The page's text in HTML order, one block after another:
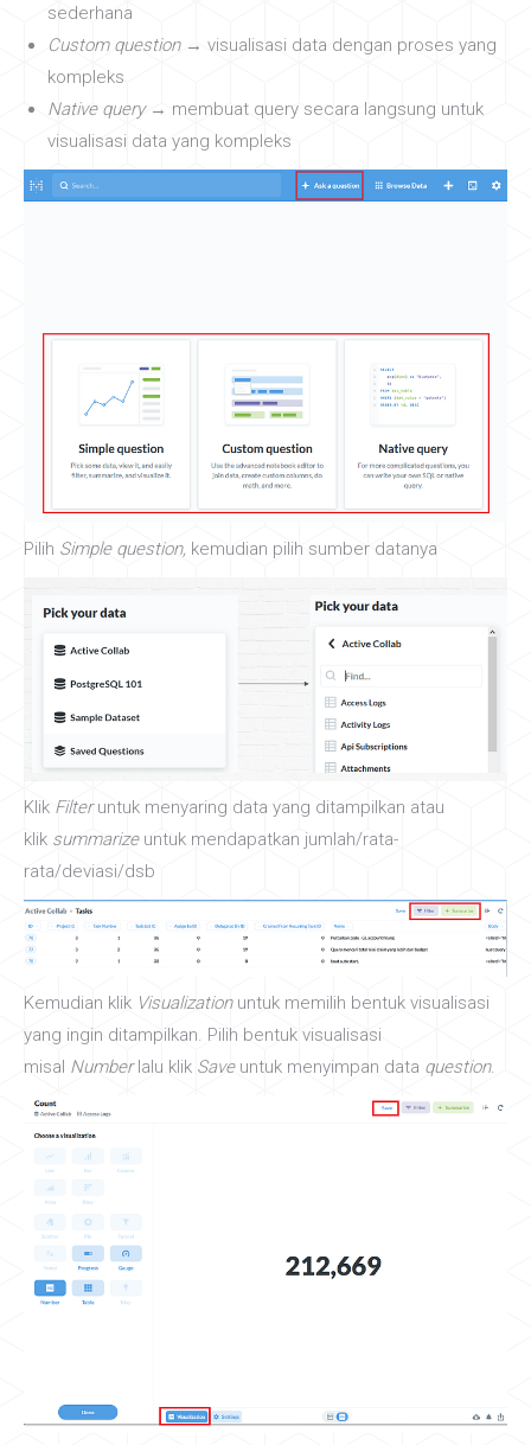
sederhana
Custom question→ visualisasi data dengan proses yang
kompleks
Native query→ membuat query secara langsung untuk
visualisasi data yang kompleks
Pilih Simple question, kemudian pilih sumber datanya
Klik Filteruntuk menyaring data yang ditampilkan atau
klik summarize untuk mendapatkan jumlah/rata-
rata/deviasi/dsb
Kemudian klik Visualization untuk memilih bentuk visualisasi
yang ingin ditampilkan. Pilih bentuk visualisasi
misal Numberlalu klik Save untuk menyimpan data question.